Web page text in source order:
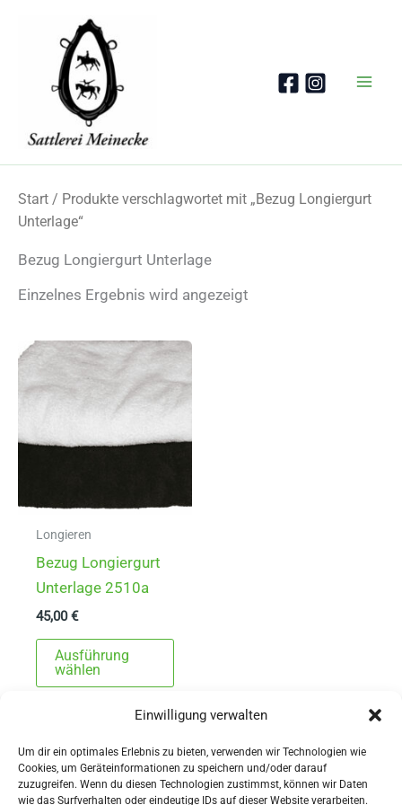
Einwilligung verwalten
Um dir ein optimales Erlebnis zu bieten, verwenden wir Technologien wie
Cookies, um Geräteinformationen zu speichern und/oder darauf
zuzugreifen. Wenn du diesen Technologien zustimmst, können wir Daten
wie das Surfverhalten oder eindeutige IDs auf dieser Website verarbeiten.
Start / Produkte verschlagwortet mit „Bezug Longiergurt
Unterlage“
Bezug Longiergurt Unterlage
Einzelnes Ergebnis wird angezeigt
Longieren
Bezug Longiergurt
Unterlage 2510a
45,00€
Ausführung
wählen
Dieses
mehrere
Varianten
auf.
Die